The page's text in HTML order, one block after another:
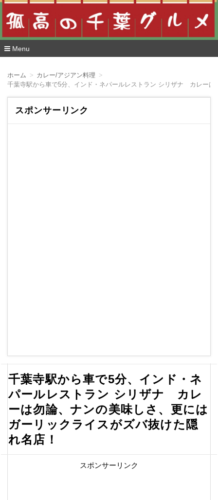
Menu
ホーム カレー/アジアン料理
スポンサーリンク
千葉寺駅から車で5分、インド・ネ
パールレストラン シリザナ カレ
ーは勿論、ナンの美味しさ、更には
ガーリックライスがズバ抜けた隠
れ名店！
スポンサーリンク